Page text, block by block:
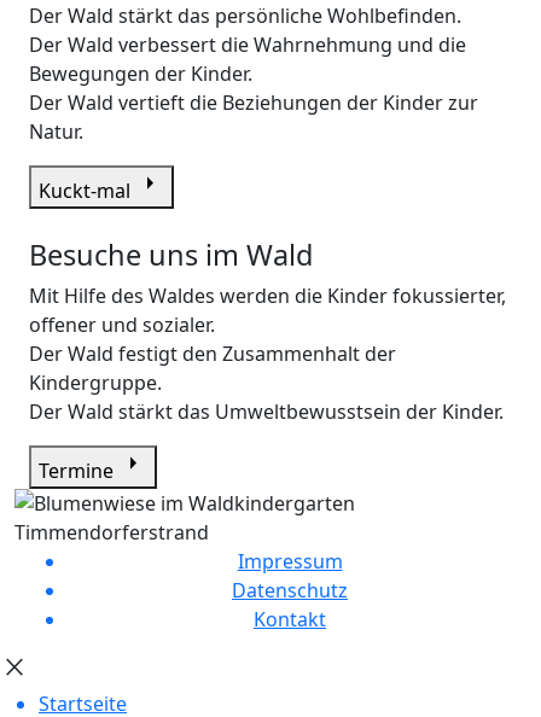
Der Wald stärkt das persönliche Wohlbefinden.
Der Wald verbessert die Wahrnehmung und die
Bewegungen der Kinder.
Der Wald vertieft die Beziehungen der Kinder zur
Natur.
Kuckt-mal arrow_right
Besuche uns im Wald
Mit Hilfe des Waldes werden die Kinder fokussierter,
offener und sozialer.
Der Wald festigt den Zusammenhalt der
Kindergruppe.
Der Wald stärkt das Umweltbewusstsein der Kinder.
Termine arrow_right
Impressum
Datenschutz
Kontakt
close
Startseite